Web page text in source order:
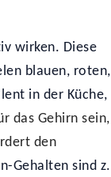
wirken. Diese
blauen, roten,
in der Küche,
das Gehirn sein,
den
Gehalten sind z.